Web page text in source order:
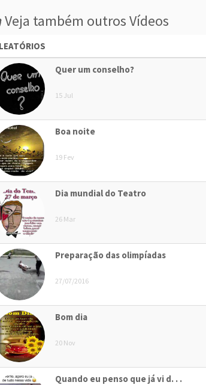
Veja também outros Vídeos
Quer um conselho?
15 Jul
Boa noite
19 Fev
Dia mundial do Teatro
26 Mar
Preparação das olimpíadas
27/07/2016
Bom dia
20 Nov
Quando eu penso que já vi d. . .